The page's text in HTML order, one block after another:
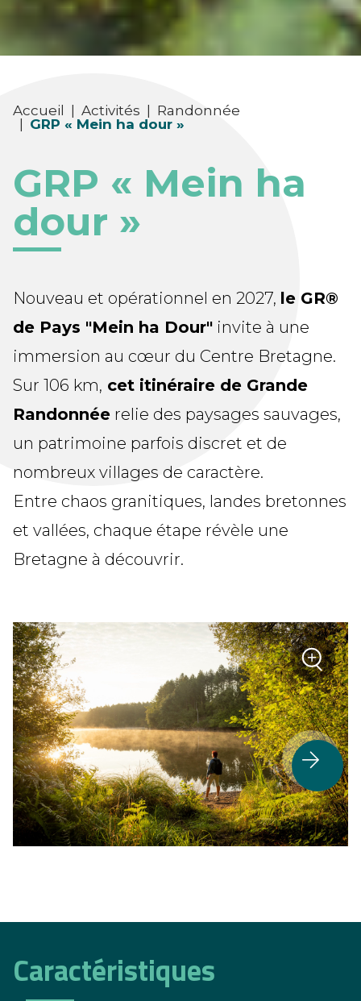
Accueil Activités
Randonnée
GRP « Mein ha dour »
GRP « Mein ha
dour »
Nouveau et opérationnel en 2027, le GR®
de Pays "Mein ha Dour" invite à une
immersion au cœur du Centre Bretagne.
Sur 106 km, cet itinéraire de Grande
Randonnée relie des paysages sauvages,
un patrimoine parfois discret et de
nombreux villages de caractère.
Entre chaos granitiques, landes bretonnes
et vallées, chaque étape révèle une
Bretagne à découvrir.
>
Zoom
+
Caractéristiques